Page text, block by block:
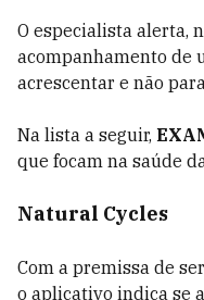
O especialista alerta,
acompanhamento de
acrescentar e não
Na lista a seguir,
que focam na saúde
Natural Cycles
Com a premissa de
o aplicativo indica se